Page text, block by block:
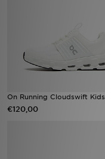
On Running Cloudswift Kids
€120,00
Mijn JD
Klantenservice